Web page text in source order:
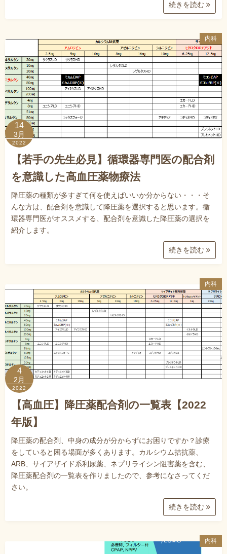
続きを読む
内科
14
3月
2022
【若手の先生必見】循環器専門医の配合剤
を意識した高血圧薬物療法
降圧薬の種類が多すぎて何を使えばいいか分からない・・・そ
んな方は、配合剤を意識して降圧薬を選択すると思います。循
環器専門医がオススメする、配合剤を意識した降圧薬の選択を
紹介します。
続きを読む
内科
4
2月
2022
【高血圧】降圧薬配合剤の一覧表【2022
年版】
降圧薬の配合剤、中身の成分が分からずにお困りですか？診療
をしていると困る場面が多くあります。カルシウム拮抗薬、
ARB、サイアザイド系利尿薬、ネプリライシン阻害薬を含む、
降圧薬配合剤の一覧表を作りましたので、参考になさってくだ
さい。
続きを読む
内科